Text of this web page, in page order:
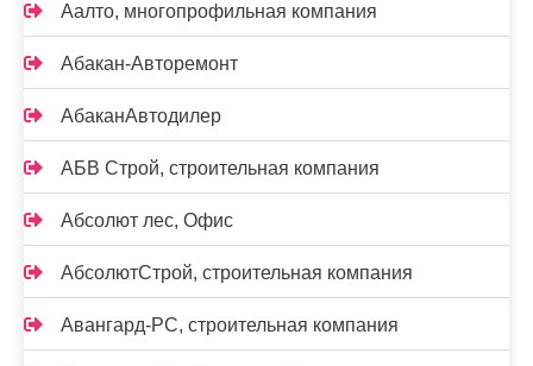
Аалто, многопрофильная компания
Абакан-Авторемонт
АбаканАвтодилер
АБВ Строй, строительная компания
Абсолют лес, Офис
АбсолютСтрой, строительная компания
Авангард-РС, строительная компания